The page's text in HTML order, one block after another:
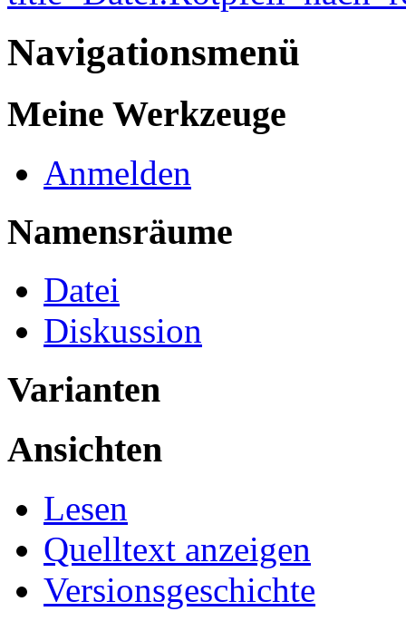
Navigationsmenü
Meine Werkzeuge
Anmelden
Namensräume
Datei
Diskussion
Varianten
Ansichten
Lesen
Quelltext anzeigen
Versionsgeschichte